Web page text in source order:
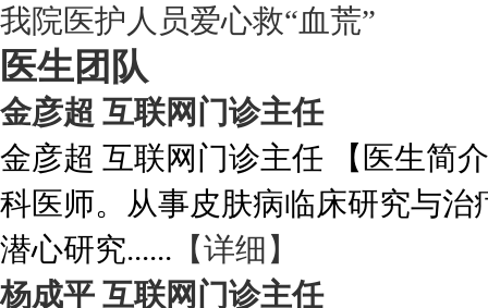
我院医护人员爱心救“血荒”
医生团队
金彦超 互联网门诊主任
金彦超 互联网门诊主任 【医生简
科医师。从事皮肤病临床研究与
潜心研究...... 【详细】
杨成平 互联网门诊主任